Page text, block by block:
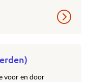
voor en door